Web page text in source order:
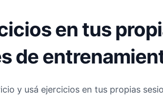
en tus
de
y usá ejercicios en tus propias